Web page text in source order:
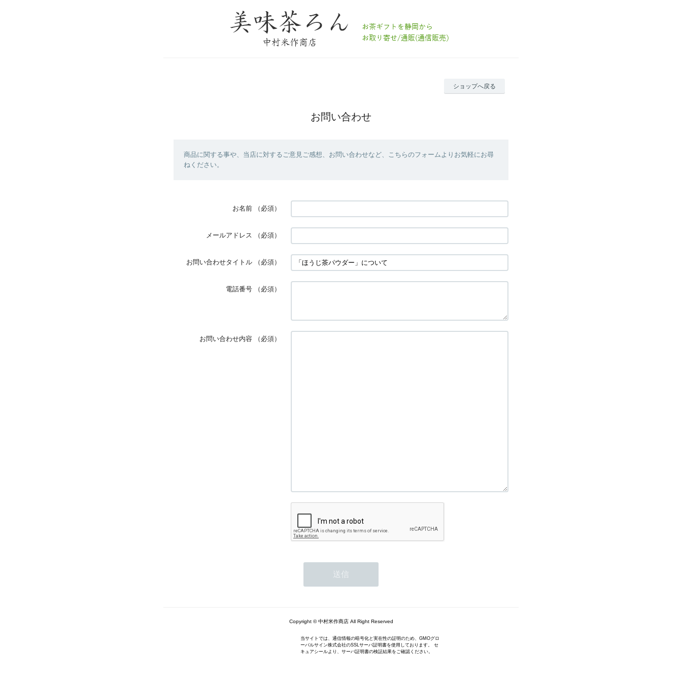
ショップへ戻る
お問い合わせ
商品に関する事や、当店に対するご意見ご感想、お問い合わせなど、こちらのフォームよりお気軽にお尋
ねください。
お名前 （必須）
メールアドレス （必須）
お問い合わせタイトル （必須）
電話番号 （必須）
お問い合わせ内容 （必須）
Copyright © 中村米作商店 All Right Reserved
当サイトでは、通信情報の暗号化と実在性の証明のため、GMOグロ
ーバルサイン株式会社のSSLサーバ証明書を使用しております。 セ
キュアシールより、サーバ証明書の検証結果をご確認ください。